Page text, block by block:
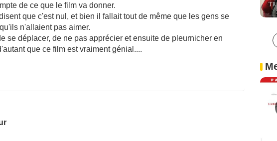
de ce que le film va donner.
que c'est nul, et bien il fallait tout de même que les gens se
n'allaient pas aimer.
se déplacer, de ne pas apprécier et ensuite de pleurnicher en
que ce film est vraiment génial....